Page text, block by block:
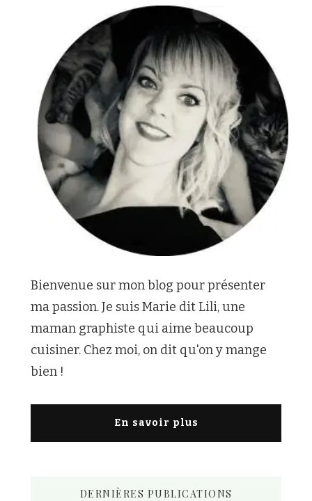
Bienvenue sur mon blog pour présenter
ma passion. Je suis Marie dit Lili, une
maman graphiste qui aime beaucoup
cuisiner. Chez moi, on dit qu'on y mange
bien !
En savoir plus
DERNIÈRES PUBLICATIONS